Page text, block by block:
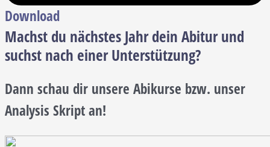
Download
Machst du nächstes Jahr dein Abitur und
suchst nach einer Unterstützung?
Dann schau dir unsere Abikurse bzw. unser
Analysis Skript an!